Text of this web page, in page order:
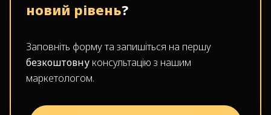
новий рівень?
Заповніть форму та запишіться на першу
безкоштовну консультацію з нашим
маркетологом.